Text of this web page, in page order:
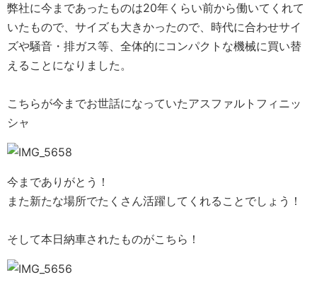
弊社に今まであったものは20年くらい前から働いてくれて
いたもので、サイズも大きかったので、時代に合わせサイ
ズや騒音・排ガス等、全体的にコンパクトな機械に買い替
えることになりました。
こちらが今までお世話になっていたアスファルトフィニッ
シャ
今までありがとう！
また新たな場所でたくさん活躍してくれることでしょう！
そして本日納車されたものがこちら！